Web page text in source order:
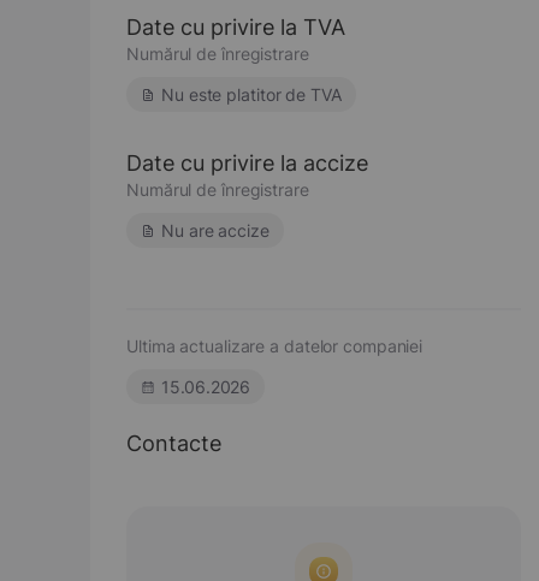
Date cu privire la TVA
Numărul de înregistrare
Nu este platitor de TVA
Date cu privire la accize
Numărul de înregistrare
Nu are accize
Ultima actualizare a datelor companiei
15.06.2026
Contacte